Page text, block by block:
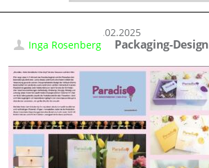
24.02.2025
Inga Rosenberg
Packaging-Design